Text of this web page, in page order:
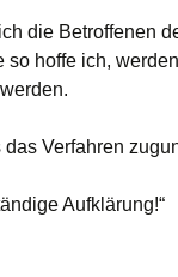
die Betroffenen
so hoffe ich,
das Verfahren
Aufklärung!“